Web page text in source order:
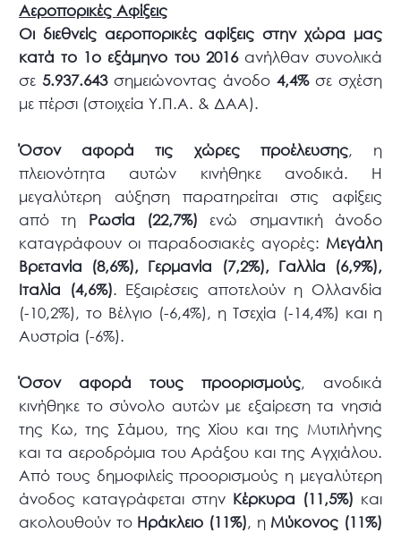
Αεροπορικές Αφίξεις
Οι διεθνείς αεροπορικές αφίξεις στην χώρα μας
κατά το 1ο εξάμηνο του 2016ανήλθαν συνολικά
σε5.937.643σημειώνοντας άνοδο 4,4% σε σχέση
με πέρσι (στοιχεία Υ.Π.Α. & ΔΑΑ).
Όσον αφορά τις χώρες προέλευσης, η
πλειονότητα αυτών κινήθηκε ανοδικά. Η
μεγαλύτερη αύξηση παρατηρείται στις αφίξεις
από τη Ρωσία (22,7%) ενώ σημαντική άνοδο
καταγράφουν οι παραδοσιακές αγορές: Μεγάλη
Βρετανία (8,6%), Γερμανία (7,2%), Γαλλία (6,9%),
Ιταλία (4,6%). Εξαιρέσεις αποτελούν η Ολλανδία
(-10,2%), το Βέλγιο (-6,4%), η Τσεχία (-14,4%) και η
Αυστρία (-6%).
Όσον αφορά τους προορισμούς, ανοδικά
κινήθηκε το σύνολο αυτών με εξαίρεση τα νησιά
της Κω, της Σάμου, της Χίου και της Μυτιλήνης
και τα αεροδρόμια του Αράξου και της Αγχιάλου.
Από τους δημοφιλείς προορισμούς η μεγαλύτερη
άνοδος καταγράφεται στην Κέρκυρα (11,5%) και
ακολουθούν το Ηράκλειο (11%), η Μύκονος (11%)